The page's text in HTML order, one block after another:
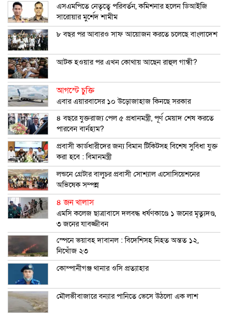
এসএমপিতে নেতৃত্বে পরিবর্তন, কমিশনার হলেন ডিআইজি
সারোয়ার মুর্শেদ শামীম
৮ বছর পর আবারও সাফ আয়োজন করতে চলেছে বাংলাদেশ
আটক হওয়ার পর এখন কোথায় আছেন রাহুল গান্ধী?
আগস্টে চুক্তি
এবার এয়ারবাসের ১০ উড়োজাহাজ কিনছে সরকার
৪ বছরে যুক্তরাজ্য পেল ৫ প্রধানমন্ত্রী, পূর্ণ মেয়াদ শেষ করতে
পারবেন বার্নহাম?
প্রবাসী কার্ডধারীদের জন্য বিমান টিকিটসহ বিশেষ সুবিধা যুক্ত
করা হবে : বিমানমন্ত্রী
লন্ডনে গ্রেটার বালুচর প্রবাসী সোশ্যাল এসোসিয়েশনের
অভিষেক সম্পন্ন
৪ জন খালাস
এমসি কলেজ ছাত্রাবাসে দলবদ্ধ ধর্ষণকাণ্ডে ১ জনের মৃত্যুদণ্ড,
৩ জনের যাবজ্জীবন
স্পেনে ভয়াবহ দাবানল : বিদেশিসহ নিহত অন্তত ১২,
নিখোঁজ ২৩
কোম্পানীগঞ্জ থানার ওসি প্রত্যাহার
মৌলভীবাজারে বন্যার পানিতে ভেসে উঠলো এক লাশ